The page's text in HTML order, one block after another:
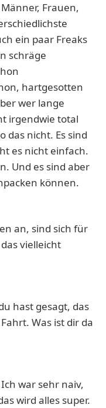
Frauen,
ein paar Freaks
schräge
hartgesotten
wer lange
irgendwie total
das nicht. Es sind
es nicht einfach.
Und es sind aber
können.
an, sind sich für
vielleicht
hast gesagt, das
Was ist dir da
war sehr naiv,
wird alles super.